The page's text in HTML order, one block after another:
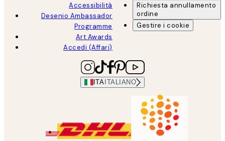
Accessibilità
Desenio Ambassador
Programme
Art Awards
Accedi (Affari)
Richiesta annullamento
ordine
Gestire i cookie
ITA ITALIANO